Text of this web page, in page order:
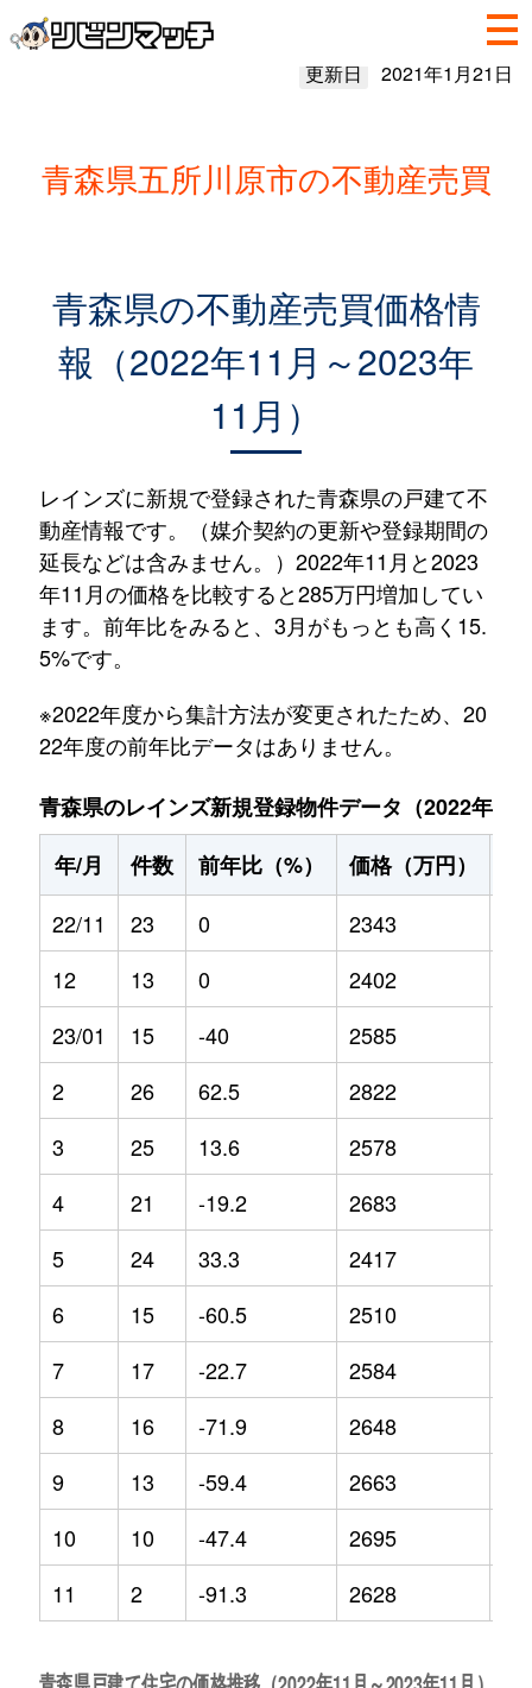
更新日 2021年1月21日
青森県五所川原市の不動産売買
青森県の不動産売買価格情
報（2022年11月～2023年
11月）
レインズに新規で登録された青森県の戸建て不
動産情報です。（媒介契約の更新や登録期間の
延長などは含みません。）2022年11月と2023
年11月の価格を比較すると285万円増加してい
ます。前年比をみると、3月がもっとも高く15.
5%です。
※2022年度から集計方法が変更されたため、20
22年度の前年比データはありません。
青森県のレインズ新規登録物件データ（2022年11
年/月
件数 前年比（%） 価格（万円）
22/11
23 0 2343
12
13 0 2402
23/01
15 -40 2585
2
26 62.5 2822
3
25 13.6 2578
4
21 -19.2 2683
5
24 33.3 2417
6
15 -60.5 2510
7
17 -22.7 2584
8
16 -71.9 2648
9
13 -59.4 2663
10
10 -47.4 2695
11
2 -91.3 2628